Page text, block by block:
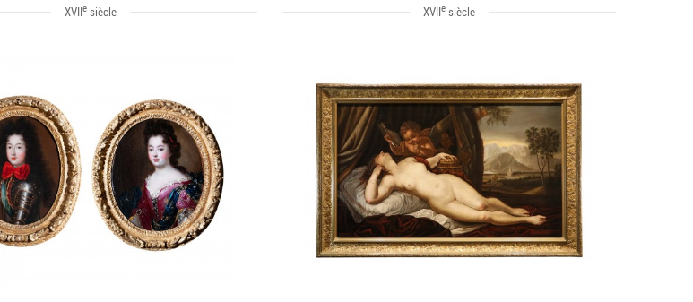
XVIIe siècle XVIIe siècle